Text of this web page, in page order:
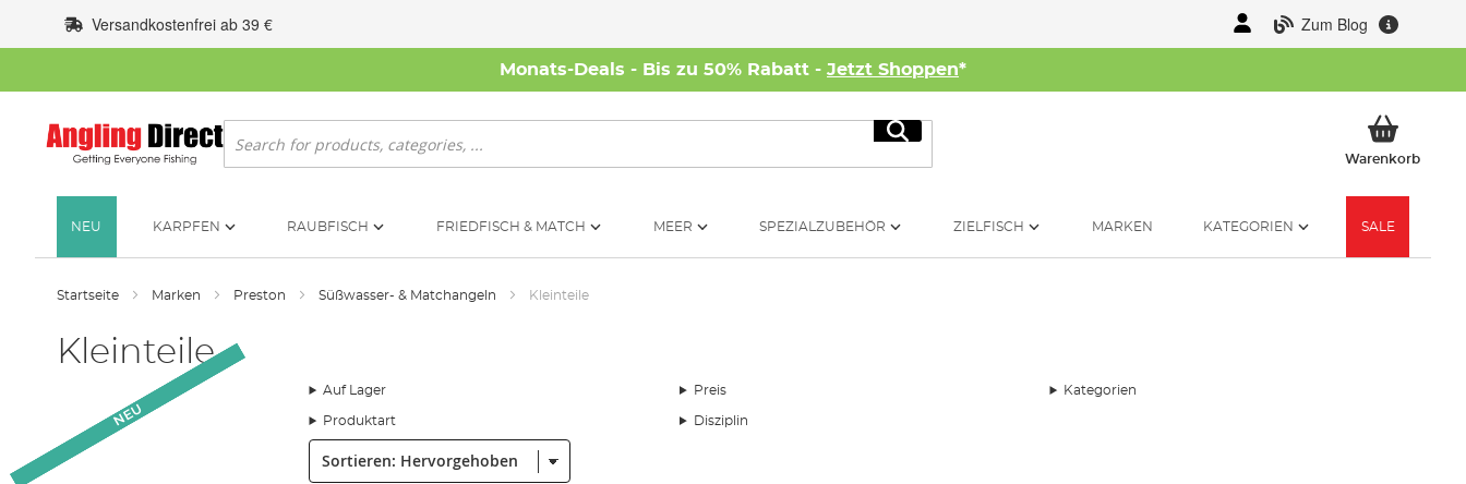
Inhalt
springen
Zum Blog
Versandkostenfrei ab 39 €
Monats-Deals - Bis zu 50% Rabatt - Jetzt Shoppen*
Suche
Suche
WarenkorbMein
NEU KARPFEN RAUBFISCH FRIEDFISCH & MATCH MEER SPEZIALZUBEHÖR ZIELFISCH MARKEN KATEGORIEN SALE
Startseite Marken Preston Süßwasser- & Matchangeln Kleinteile
Kleinteile
Auf Lager Preis Kategorien
Produktart Disziplin
Sortieren:
NEU
NEU
NEU
NEU